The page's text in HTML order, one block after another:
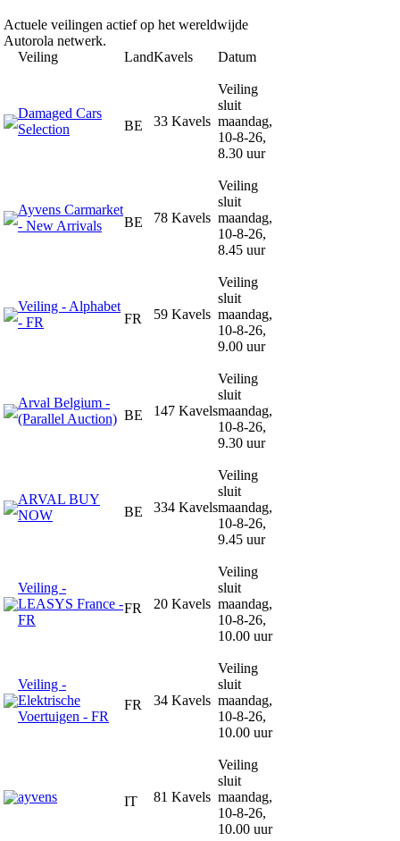
Actuele veilingen actief op het wereldwijde
Autorola netwerk.
Veiling
LandKavels Datum
Damaged Cars
Selection
BE 33 Kavels
Veiling
sluit
maandag,
10-8-26,
8.30 uur
Ayvens Carmarket
- New Arrivals
BE 78 Kavels
Veiling
sluit
maandag,
10-8-26,
8.45 uur
Veiling - Alphabet
- FR
FR 59 Kavels
Veiling
sluit
maandag,
10-8-26,
9.00 uur
Arval Belgium -
(Parallel Auction) BE 147 Kavels
Veiling
sluit
maandag,
10-8-26,
9.30 uur
ARVAL BUY
NOW
BE 334 Kavels
Veiling
sluit
maandag,
10-8-26,
9.45 uur
Veiling -
LEASYS France -
FR
FR 20 Kavels
Veiling
sluit
maandag,
10-8-26,
10.00 uur
Veiling -
Elektrische
Voertuigen - FR
FR 34 Kavels
Veiling
sluit
maandag,
10-8-26,
10.00 uur
ayvens IT 81 Kavels
Veiling
sluit
maandag,
10-8-26,
10.00 uur